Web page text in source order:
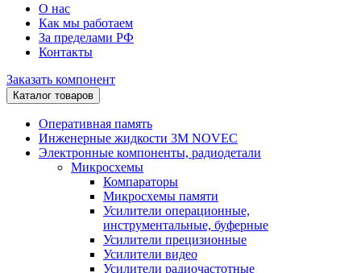
О нас
Как мы работаем
За пределами РФ
Контакты
Заказать компонент
Каталог товаров
Оперативная память
Инженерные жидкости 3M NOVEC
Электронные компоненты, радиодетали
Микросхемы
Компараторы
Микросхемы памяти
Усилители операционные,
инструментальные, буферные
Усилители прецизионные
Усилители видео
Усилители радиочастотные